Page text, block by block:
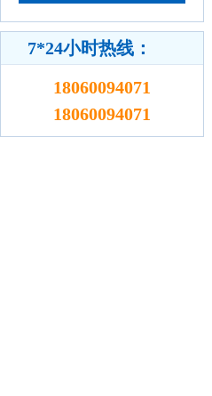
7*24小时热线：
18060094071
18060094071